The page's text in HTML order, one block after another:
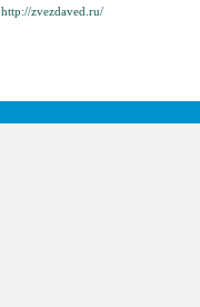
http://zvezdaved.ru/